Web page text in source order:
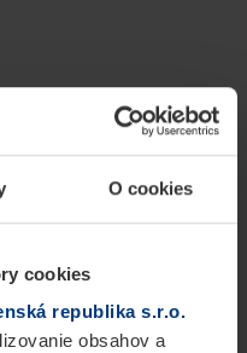
O cookies
cookies
republika s.r.o.
obsahov a